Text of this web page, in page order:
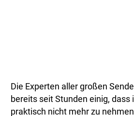
Die Experten aller großen
bereits seit Stunden einig, dass
praktisch nicht mehr zu